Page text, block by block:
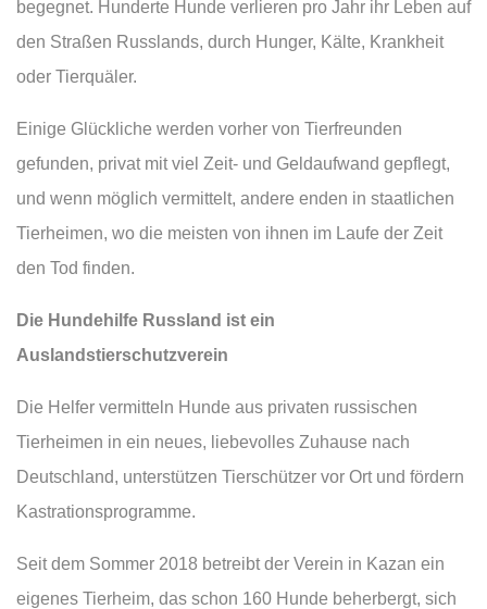
begegnet. Hunderte Hunde verlieren pro Jahr ihr Leben auf
den Straßen Russlands, durch Hunger, Kälte, Krankheit
oder Tierquäler.
Einige Glückliche werden vorher von Tierfreunden
gefunden, privat mit viel Zeit- und Geldaufwand gepflegt,
und wenn möglich vermittelt, andere enden in staatlichen
Tierheimen, wo die meisten von ihnen im Laufe der Zeit
den Tod finden.
Die Hundehilfe Russland ist ein
Auslandstierschutzverein
Die Helfer vermitteln Hunde aus privaten russischen
Tierheimen in ein neues, liebevolles Zuhause nach
Deutschland, unterstützen Tierschützer vor Ort und fördern
Kastrationsprogramme.
Seit dem Sommer 2018 betreibt der Verein in Kazan ein
eigenes Tierheim, das schon 160 Hunde beherbergt, sich